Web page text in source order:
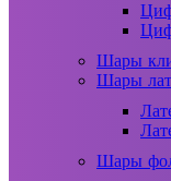
Шары
Шары
Шары